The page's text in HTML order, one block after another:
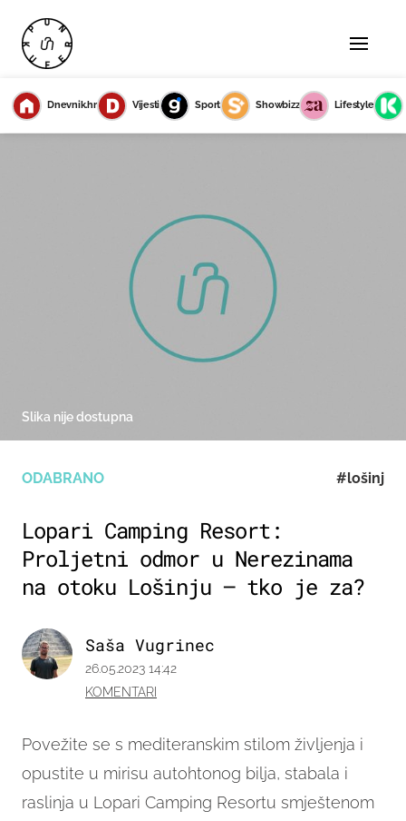
Dnevnik.hr Vijesti Sport Showbizz Lifestyle
ODABRANO #lošinj
Lopari Camping Resort:
Proljetni odmor u Nerezinama
na otoku Lošinju – tko je za?
Povežite se s mediteranskim stilom življenja i
opustite u mirisu autohtonog bilja, stabala i
raslinja u Lopari Camping Resortu smještenom
Saša Vugrinec
26.05.2023 14:42
KOMENTARI
Slika nije dostupna